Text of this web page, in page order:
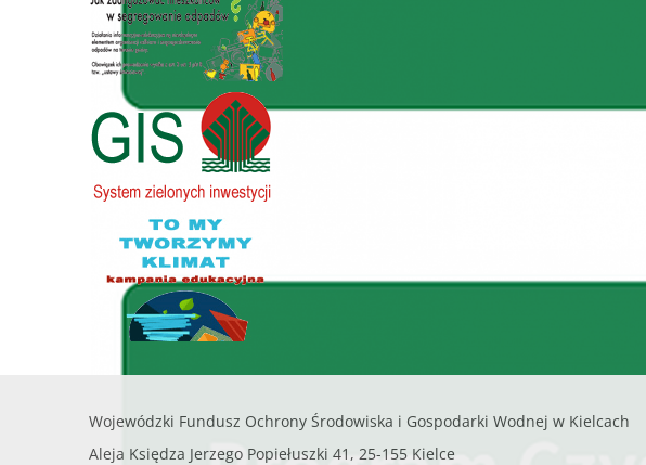
Wojewódzki Fundusz Ochrony Środowiska i Gospodarki Wodnej w Kielcach
Aleja Księdza Jerzego Popiełuszki 41, 25-155 Kielce